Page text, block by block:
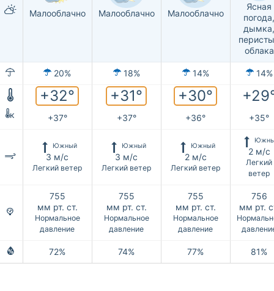
Малооблачно Малооблачно Малооблачно
Ясная
облака
20% 18% 14% 14%
+32° +31° +30°
к +37° +37° +36° +35°
Южный
3 м/с
Легкий ветер
Южный
3 м/с
Легкий ветер
Южный
2 м/с
Легкий ветер
2 м/с
Легкий
ветер
755
мм рт. ст.
Нормальное
давление
755
мм рт. ст.
Нормальное
давление
755
мм рт. ст.
Нормальное
давление
756
мм рт.
72% 74% 77% 81%